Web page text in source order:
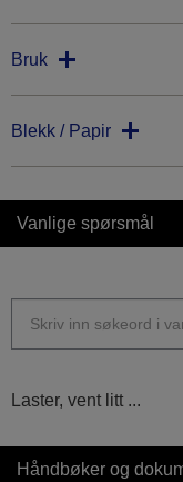
Bruk
Blekk / Papir
Vanlige spørsmål
Laster, vent litt ...
Håndbøker og